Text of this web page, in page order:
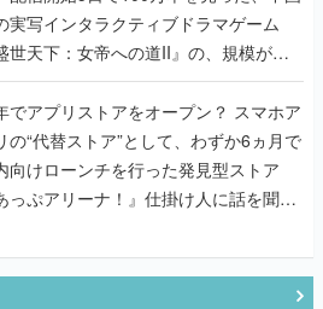
実写インタラクティブドラマゲーム
世天下：女帝への道II』の、規模が違
だわりをプロデューサーに聞いた
アプリストアをオープン？ スマホア
の“代替ストア”として、わずか6ヵ月で
向けローンチを行った発見型ストア
っぷアリーナ！』仕掛け人に話を聞い